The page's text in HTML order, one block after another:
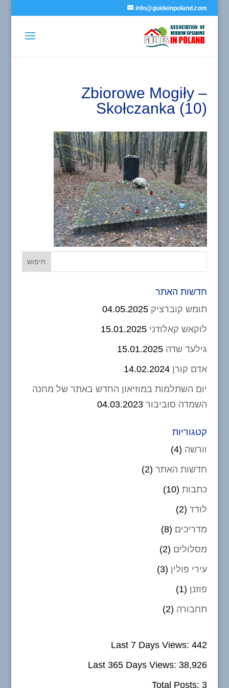
info@guideinpoland.com
Zbiorowe Mogiły –
Skołczanka (10)
חדשות האתר
תומש קוברציק 04.05.2025
לוקאש קאלוז'ני 15.01.2025
גילעד שדה 15.01.2025
אדם קורן 14.02.2024
יום השתלמות במוזיאון החדש באתר של מחנה
השמדה סוביבור 04.03.2023
קטגוריות
וורשה (4)
חדשות האתר(2)
כתבות(10)
לודז' (2)
מדריכים (8)
מסלולים (2)
עירי פולין (3)
פוזנן (1)
תחבורה (2)
Last 7 Days Views:442
Last 365 Days Views:38,926
Total Posts:3